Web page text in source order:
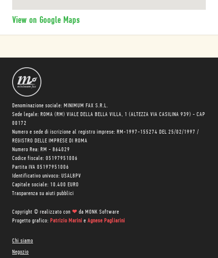
View on Google Maps
Denominazione sociale: MINIMUM FAX S.R.L.
Sede legale: ROMA (RM) VIALE DELLA BELLA VILLA, 1 (ALTEZZA VIA CASILINA 939) - CAP
00172
Numero e sede di iscrizione al registro imprese: RM-1997-155274 DEL 25/02/1997 /
REGISTRO DELLE IMPRESE DI ROMA
Numero Rea: RM - 864029
Codice fiscale: 05197951006
Partita IVA 05197951006
Identificativo univoco: USAL8PV
Capitale sociale: 10.400 EURO
Trasparenza su aiuti pubblici
Copyright © realizzato con ❤ da MONK Software
Progetto grafico: Patrizio Marini e Agnese Pagliarini
Chi siamo
Negozio